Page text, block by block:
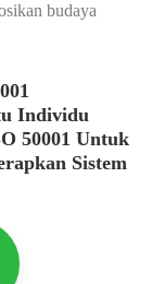
budaya
Individu
50001 Untuk
Sistem